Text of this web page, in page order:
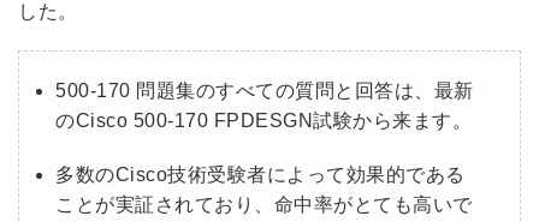
した。
500-170 問題集のすべての質問と回答は、最新
のCisco 500-170 FPDESGN試験から来ます。
多数のCisco技術受験者によって効果的である
ことが実証されており、命中率がとても高いで